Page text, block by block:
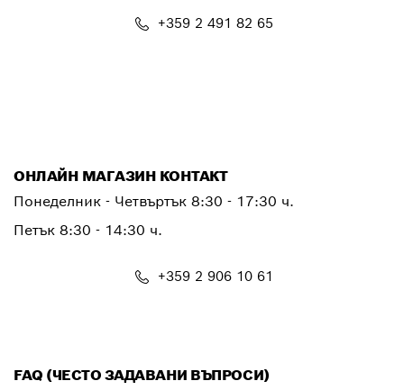
+359 2 491 82 65
ОНЛАЙН МАГАЗИН КОНТАКТ
Понеделник - Четвъртък 8:30 - 17:30 ч.
Петък 8:30 - 14:30 ч.
+359 2 906 10 61
FAQ (ЧЕСТО ЗАДАВАНИ ВЪПРОСИ)